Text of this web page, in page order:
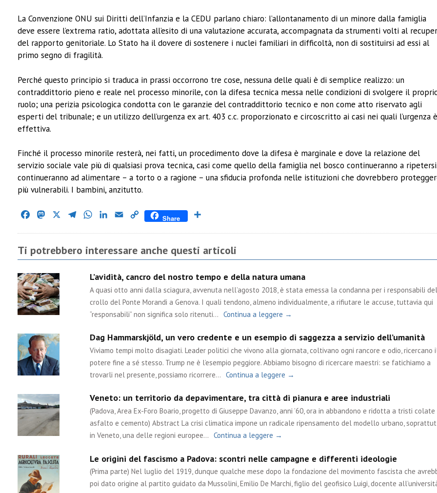
La Convenzione ONU sui Diritti dell’Infanzia e la CEDU parlano chiaro: l’allontanamento di un minore dalla famiglia
deve essere l’extrema ratio, adottata all’esito di una valutazione accurata, accompagnata da strumenti volti al
del rapporto genitoriale. Lo Stato ha il dovere di sostenere i nuclei familiari in difficoltà, non di sostituirsi ad essi al
primo segno di fragilità.
Perché questo principio si traduca in prassi occorrono tre cose, nessuna delle quali è di semplice realizzo: un
contraddittorio pieno e reale nel processo minorile, con la difesa tecnica messa nelle condizioni di svolgere il
ruolo; una perizia psicologica condotta con le garanzie del contraddittorio tecnico e non come atto riservato agli
esperti del tribunale; e un utilizzo dell’urgenza ex art. 403 c.c. proporzionato e circoscritto ai casi nei quali l’urgenza
effettiva.
Finché il processo minorile resterà, nei fatti, un procedimento dove la difesa è marginale e dove la relazione del
servizio sociale vale più di qualsiasi prova tecnica, casi come quello della famiglia nel bosco continueranno a
continueranno ad alimentare – a torto o a ragione – una sfiducia profonda nelle istituzioni che dovrebbero
più vulnerabili. I bambini, anzitutto.
FacebookMastodon TelegramWhatsAppLinkedIn
Email Copy
Share
Ti potrebbero interessare anche questi articoli
L’avidità, cancro del nostro tempo e della natura umana
A quasi otto anni dalla sciagura, avvenuta nell’agosto 2018, è stata emessa la condanna per i responsabili del
crollo del Ponte Morandi a Genova. I quali tendono, almeno individualmente, a rifiutare le accuse, tuttavia qui
“responsabili” non significa solo ritenuti… Continua a leggere →
Dag Hammarskjöld, un vero credente e un esempio di saggezza a servizio dell’umanità
Viviamo tempi molto disagiati. Leader politici che vivono alla giornata, coltivano ogni rancore e odio, ricercano
potere fine a sé stesso. Trump ne è l’esempio peggiore. Abbiamo bisogno di ricercare maestri: se fatichiamo a
trovarli nel presente, possiamo ricorrere… Continua a leggere →
Veneto: un territorio da depavimentare, tra città di pianura e aree industriali
(Padova, Area Ex-Foro Boario, progetto di Giuseppe Davanzo, anni ’60, ora in abbandono e ridotta a tristi colate
asfalto e cemento) Abstract La crisi climatica impone un radicale ripensamento del modello urbano,
in Veneto, una delle regioni europee… Continua a leggere →
Le origini del fascismo a Padova: scontri nelle campagne e differenti ideologie
(Prima parte) Nel luglio del 1919, dunque qualche mese dopo la fondazione del movimento fascista che
poi dato origine al partito guidato da Mussolini, Emilio De Marchi, figlio del geofisico Luigi, docente